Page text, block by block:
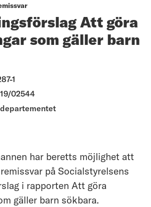
Att göra
som gäller barn
1
02544
har beretts möjlighet att
på Socialstyrelsens
i rapporten Att göra
gäller barn sökbara.